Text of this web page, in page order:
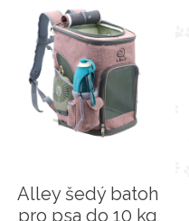
Alley šedý batoh
pro psa do 10 kg